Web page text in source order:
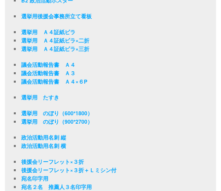
選挙用後援会事務所立て看板
選挙用 Ａ４証紙ビラ
選挙用 Ａ４証紙ビラ×二折
選挙用 Ａ４証紙ビラ×三折
議会活動報告書 Ａ４
議会活動報告書 Ａ３
議会活動報告書 Ａ４×６P
選挙用 たすき
選挙用 のぼり（600*1800）
選挙用 のぼり（900*2700）
政治活動用名刺 縦
政治活動用名刺 横
後援会リーフレット×３折
後援会リーフレット×３折＋Ｌミシン付
宛名印字用
宛名２名 推薦人３名印字用